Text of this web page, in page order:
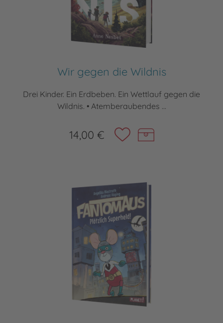
Wir gegen die Wildnis
Drei Kinder. Ein Erdbeben. Ein Wettlauf gegen die
Wildnis. • Atemberaubendes ...
14,00 €